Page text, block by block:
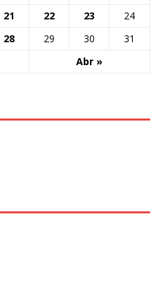
Abr »
21 22 23
24
28 29 30 31